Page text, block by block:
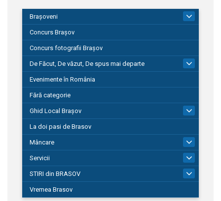
Brașoveni
Concurs Brașov
Concurs fotografii Brașov
De Făcut, De văzut, De spus mai departe
149
Evenimente în România
Fără categorie
Ghid Local Brașov
La doi pasi de Brasov
Mâncare
Servicii
STIRI din BRASOV
Vremea Brasov